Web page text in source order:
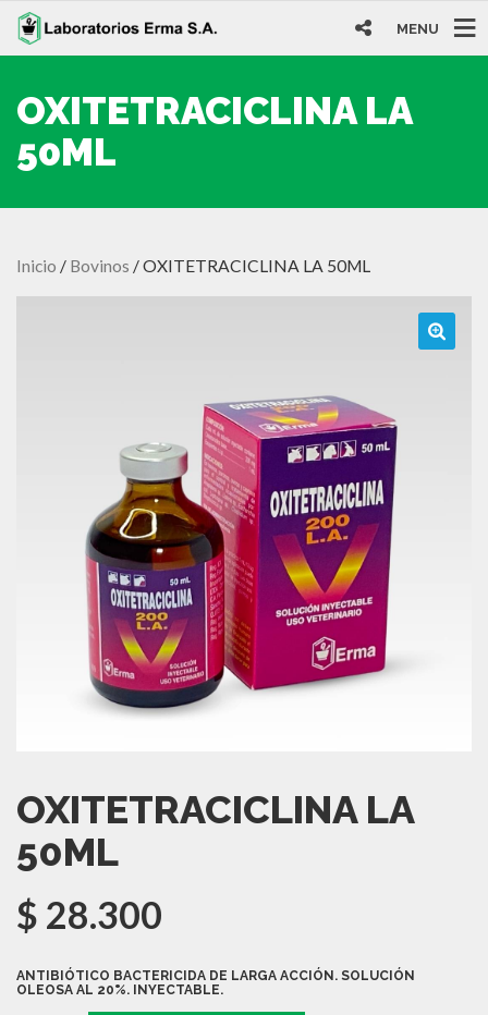
MENU
OXITETRACICLINA LA
50ML
Inicio / Bovinos / OXITETRACICLINA LA 50ML
OXITETRACICLINA LA
50ML
$ 28.300
ANTIBIÓTICO BACTERICIDA DE LARGA ACCIÓN. SOLUCIÓN
OLEOSA AL 20%. INYECTABLE.